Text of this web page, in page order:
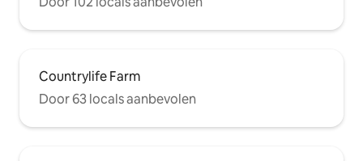
Countrylife Farm
Door 63 locals aanbevolen